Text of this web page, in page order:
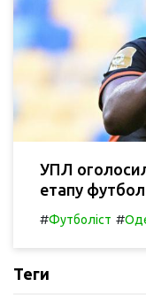
УПЛ
етапу
#Футболіст #
Теги